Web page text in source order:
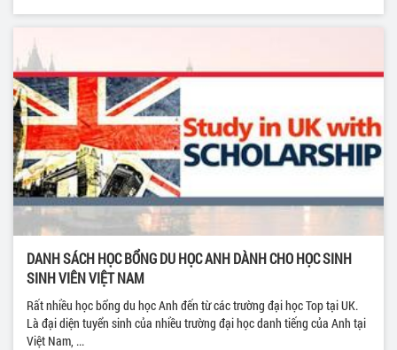
DANH SÁCH HỌC BỔNG DU HỌC ANH DÀNH CHO HỌC SINH
SINH VIÊN VIỆT NAM
Rất nhiều học bổng du học Anh đến từ các trường đại học Top tại UK.
Là đại diện tuyển sinh của nhiều trường đại học danh tiếng của Anh tại
Việt Nam, ...